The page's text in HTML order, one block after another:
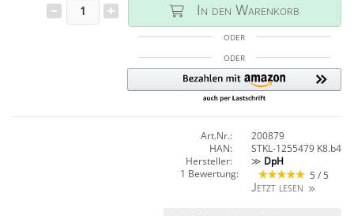
In den Warenkorb
ODER
ODER
Art.Nr.:
200879
HAN:
STKL-1255479 K8.b4
Hersteller:
≫ DpH
1 Bewertung:
5 / 5
Jetzt lesen